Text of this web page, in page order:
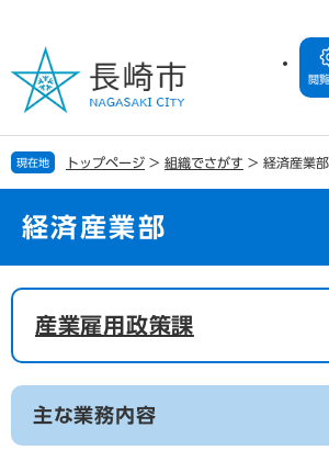
の
で
す
ー
ば
し
へ
閲
現在地 トップページ > 組織でさがす > 経済産業部
経済産業部
本
産業雇用政策課
主な業務内容